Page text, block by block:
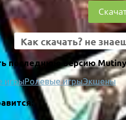
последнюю версию
игрыРолевые игрыЭкшены